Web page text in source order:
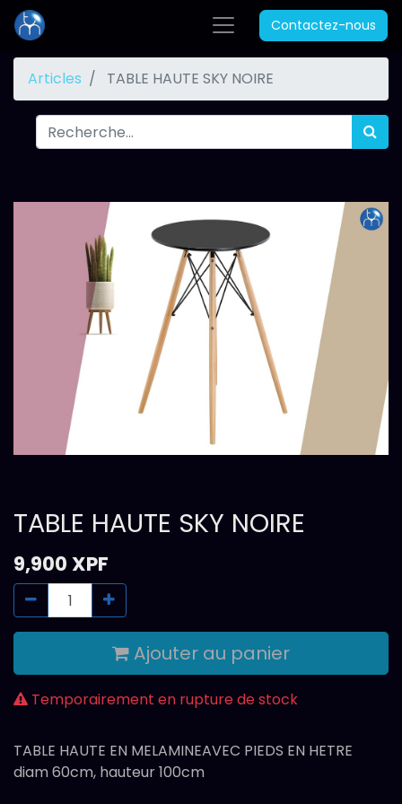
Contactez-nous
Articles TABLE HAUTE SKY NOIRE
TABLE HAUTE SKY NOIRE
9,900XPF
Ajouter au panier
Temporairement en rupture de stock
TABLE HAUTE EN MELAMINEAVEC PIEDS EN HETRE
diam 60cm, hauteur 100cm